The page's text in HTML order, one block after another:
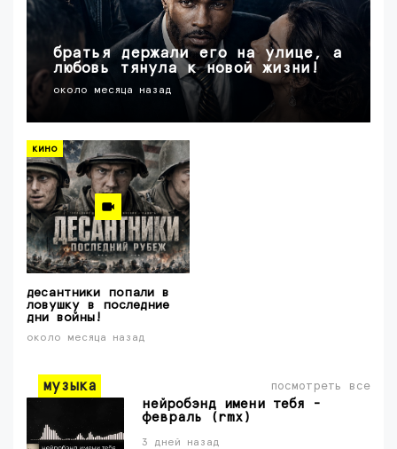
братья держали его на улице, а
любовь тянула к новой жизни!
около месяца назад
кино
десантники попали в
ловушку в последние
дни войны!
около месяца назад
музыка посмотреть все
нейробэнд имени тебя -
февраль (rmx)
3 дней назад